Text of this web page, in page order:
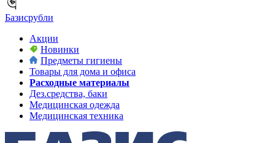
Базисрубли
Акции
Новинки
Предметы гигиены
Товары для дома и офиса
Расходные материалы
Дез.средства, баки
Медицинская одежда
Медицинская техника